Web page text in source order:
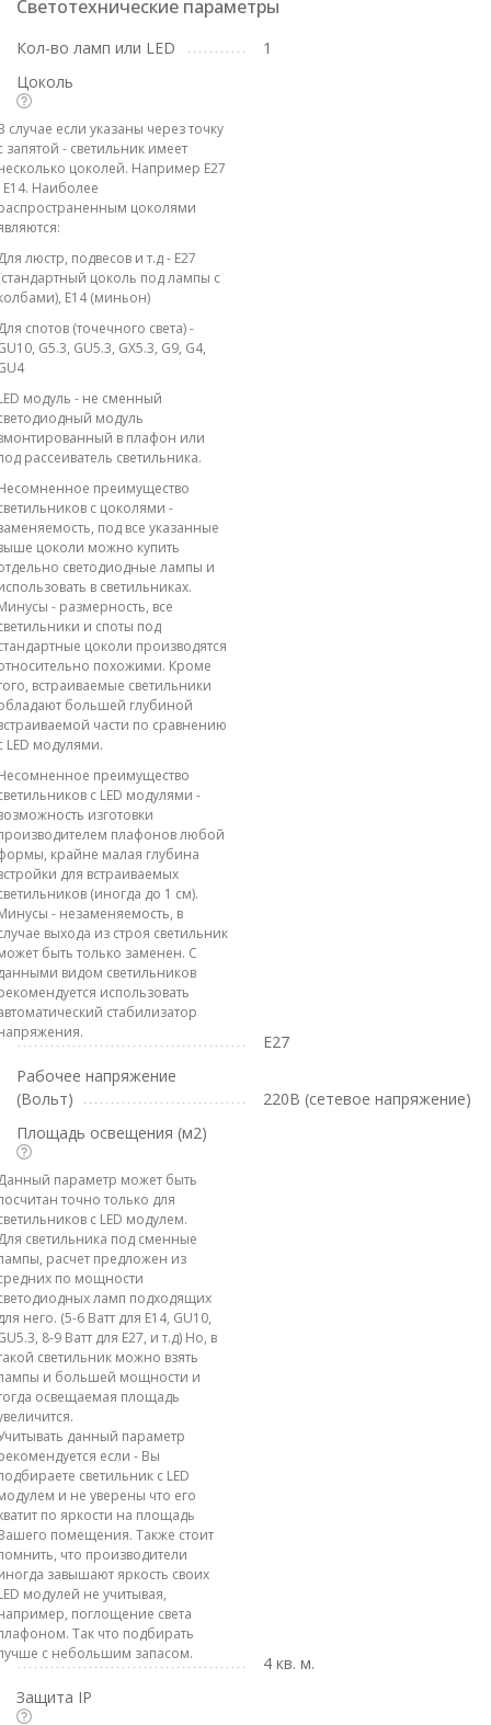
Светотехнические параметры
Кол-во ламп или LED
1
Цоколь
случае если указаны через точку
запятой - светильник имеет
цоколей. Например E27
E14. Наиболее
цоколями
люстр, подвесов и т.д - E27
цоколь под лампы с
E14 (миньон)
спотов (точечного света) -
G5.3, GU5.3, GX5.3, G9, G4,
модуль - не сменный
модуль
в плафон или
рассеиватель светильника.
преимущество
с цоколями -
под все указанные
цоколи можно купить
светодиодные лампы и
в светильниках.
- размерность, все
и споты под
цоколи производятся
похожими. Кроме
встраиваемые светильники
большей глубиной
части по сравнению
LED модулями.
преимущество
с LED модулями -
изготовки
плафонов любой
крайне малая глубина
для встраиваемых
(иногда до 1 см).
- незаменяемость, в
выхода из строя светильник
быть только заменен. С
видом светильников
использовать
стабилизатор
E27
Рабочее напряжение
(Вольт)
220В (сетевое напряжение)
Площадь освещения (м2)
параметр может быть
точно только для
с LED модулем.
светильника под сменные
расчет предложен из
по мощности
ламп подходящих
него. (5-6 Ватт для E14, GU10,
8-9 Ватт для E27, и т.д) Но, в
светильник можно взять
и большей мощности и
освещаемая площадь
данный параметр
если - Вы
светильник с LED
и не уверены что его
по яркости на площадь
помещения. Также стоит
что производители
завышают яркость своих
модулей не учитывая,
поглощение света
Так что подбирать
с небольшим запасом.
4 кв. м.
Защита IP